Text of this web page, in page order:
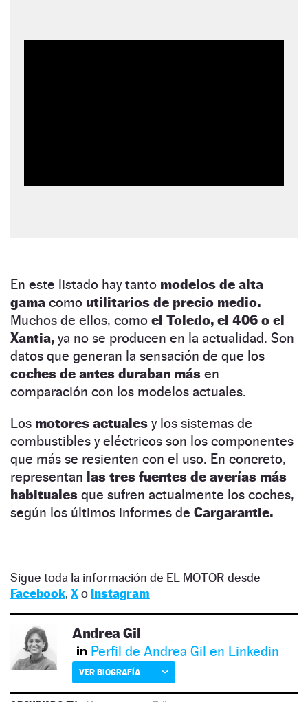
En este listado hay tanto modelos de alta
gama como utilitarios de precio medio.
Muchos de ellos, como el Toledo, el 406 o el
Xantia, ya no se producen en la actualidad. Son
datos que generan la sensación de que los
coches de antes duraban más en
comparación con los modelos actuales.
Los motores actuales y los sistemas de
combustibles y eléctricos son los componentes
que más se resienten con el uso. En concreto,
representan las tres fuentes de averías más
habituales que sufren actualmente los coches,
según los últimos informes de Cargarantie.
Sigue toda la información de EL MOTOR desde
Facebook, Xo Instagram
Andrea Gil
Perfil de Andrea Gil en Linkedin
VER BIOGRAFÍA